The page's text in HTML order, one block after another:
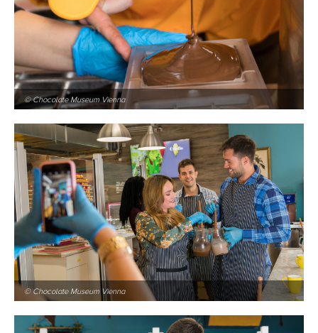
© Chocolate Museum Vienna
© Chocolate Museum Vienna